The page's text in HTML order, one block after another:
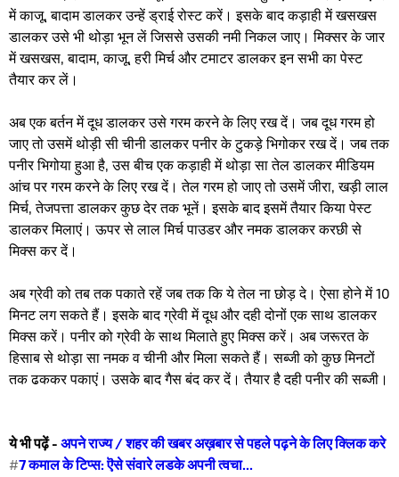
में काजू, बादाम डालकर उन्हें ड्राई रोस्ट करें। इसके बाद कड़ाही में खसखस
डालकर उसे भी थोड़ा भून लें जिससे उसकी नमी निकल जाए। मिक्सर के जार
में खसखस, बादाम, काजू, हरी मिर्च और टमाटर डालकर इन सभी का पेस्ट
तैयार कर लें।
अब एक बर्तन में दूध डालकर उसे गरम करने के लिए रख दें। जब दूध गरम हो
जाए तो उसमें थोड़ी सी चीनी डालकर पनीर के टुकड़े भिगोकर रख दें। जब तक
पनीर भिगोया हुआ है, उस बीच एक कड़ाही में थोड़ा सा तेल डालकर मीडियम
आंच पर गरम करने के लिए रख दें। तेल गरम हो जाए तो उसमें जीरा, खड़ी लाल
मिर्च, तेजपत्ता डालकर कुछ देर तक भूनें। इसके बाद इसमें तैयार किया पेस्ट
डालकर मिलाएं। ऊपर से लाल मिर्च पाउडर और नमक डालकर करछी से
मिक्स कर दें।
अब ग्रेवी को तब तक पकाते रहें जब तक कि ये तेल ना छोड़ दे। ऐसा होने में 10
मिनट लग सकते हैं। इसके बाद ग्रेवी में दूध और दही दोनों एक साथ डालकर
मिक्स करें। पनीर को ग्रेवी के साथ मिलाते हुए मिक्स करें। अब जरूरत के
हिसाब से थोड़ा सा नमक व चीनी और मिला सकते हैं। सब्जी को कुछ मिनटों
तक ढककर पकाएं। उसके बाद गैस बंद कर दें। तैयार है दही पनीर की सब्जी।
ये भी पढ़ें - अपने राज्य / शहर की खबर अख़बार से पहले पढ़ने के लिए क्लिक करे
#7 कमाल के टिप्स: ऎसे संवारे लडके अपनी त्वचा...